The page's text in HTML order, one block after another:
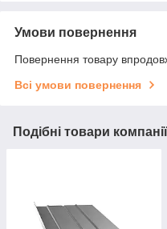
Умови повернення
Повернення товару
Всі умови повернення
Подібні товари компанії